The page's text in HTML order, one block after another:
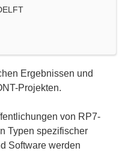
Ergebnissen und
Projekten.
von RP7-
Typen spezifischer
Software werden